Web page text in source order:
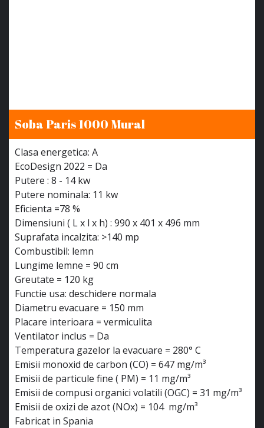
Soba Paris 1000 Mural
Clasa energetica: A
EcoDesign 2022 = Da
Putere : 8 - 14 kw
Putere nominala: 11 kw
Eficienta =78 %
Dimensiuni ( L x l x h) : 990 x 401 x 496 mm
Suprafata incalzita: >140 mp
Combustibil: lemn
Lungime lemne = 90 cm
Greutate = 120 kg
Functie usa: deschidere normala
Diametru evacuare = 150 mm
Placare interioara = vermiculita
Ventilator inclus = Da
Temperatura gazelor la evacuare = 280° C
Emisii monoxid de carbon (CO) = 647 mg/m³
Emisii de particule fine ( PM) = 11 mg/m³
Emisii de compusi organici volatili (OGC) = 31 mg/m³
Emisii de oxizi de azot (NOx) = 104 mg/m³
Fabricat in Spania